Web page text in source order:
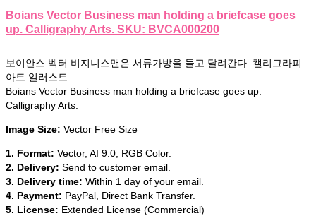
Boians Vector Business man holding a briefcase goes
up. Calligraphy Arts. SKU: BVCA000200
보이안스 벡터 비지니스맨은 서류가방을 들고 달려간다. 캘리그라피
아트 일러스트.
Boians Vector Business man holding a briefcase goes up.
Calligraphy Arts.
Image Size: Vector Free Size
1. Format: Vector, AI 9.0, RGB Color.
2. Delivery: Send to customer email.
3. Delivery time: Within 1 day of your email.
4. Payment: PayPal, Direct Bank Transfer.
5. License: Extended License (Commercial)